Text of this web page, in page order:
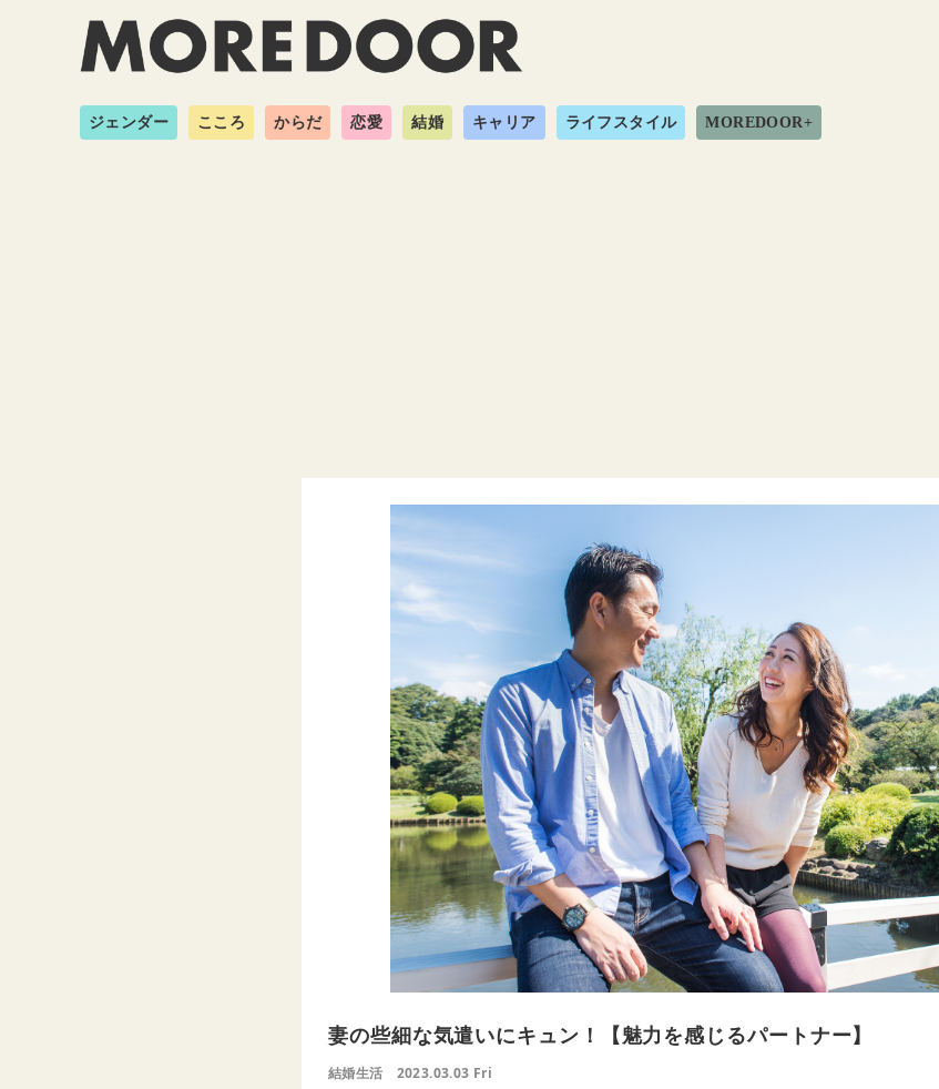
ジェンダー こころ からだ 恋愛 結婚 キャリア ライフスタイル MOREDOOR+
妻の些細な気遣いにキュン！【魅力を感じるパートナー】
結婚生活 2023.03.03 Fri